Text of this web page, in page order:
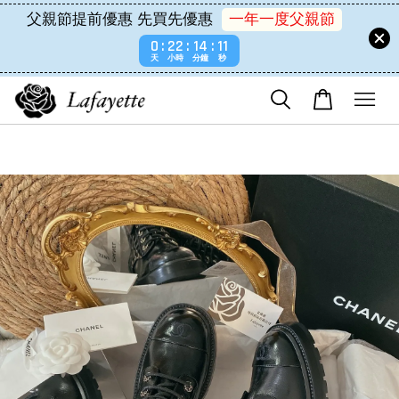
父親節提前優惠 先買先優惠
一年一度父親節
0
天
22
小時
14
分鐘
11
秒